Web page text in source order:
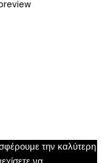
την καλύτερη